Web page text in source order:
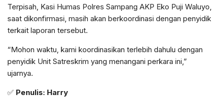
Terpisah, Kasi Humas Polres Sampang AKP Eko Puji Waluyo,
saat dikonfirmasi, masih akan berkoordinasi dengan penyidik
terkait laporan tersebut.
“Mohon waktu, kami koordinasikan terlebih dahulu dengan
penyidik Unit Satreskrim yang menangani perkara ini,”
ujarnya.
✅ Penulis: Harry